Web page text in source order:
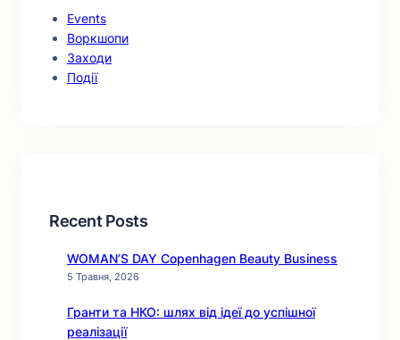
Events
Воркшопи
Заходи
Події
Recent Posts
WOMAN’S DAY Copenhagen Beauty Business
5 Травня, 2026
Гранти та НКО: шлях від ідеї до успішної
реалізації